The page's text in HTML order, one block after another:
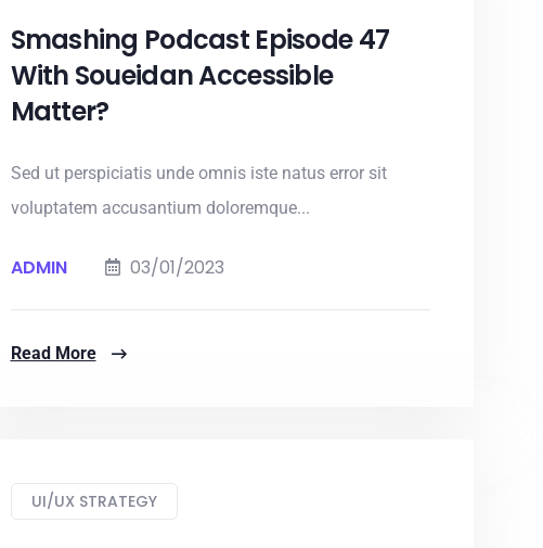
Smashing Podcast Episode 47
With Soueidan Accessible
Matter?
Sed ut perspiciatis unde omnis iste natus error sit
voluptatem accusantium doloremque...
ADMIN 03/01/2023
Read More
UI/UX STRATEGY